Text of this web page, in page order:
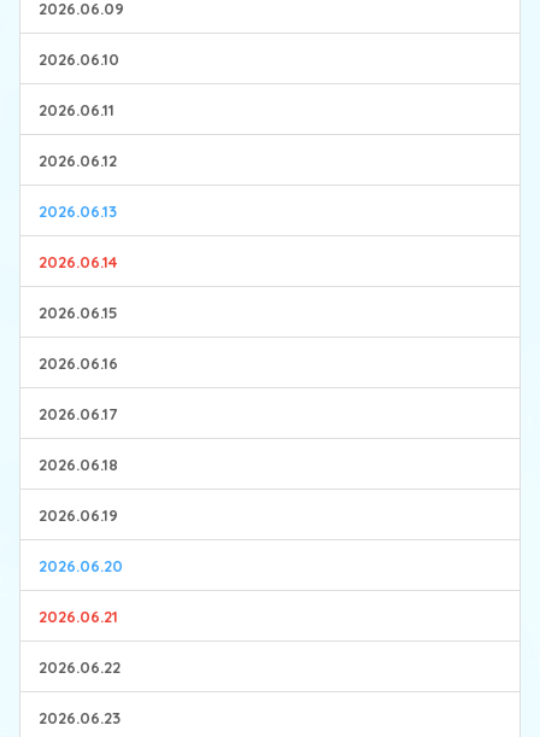
2026.06.09
2026.06.10
2026.06.11
2026.06.12
2026.06.13
2026.06.14
2026.06.15
2026.06.16
2026.06.17
2026.06.18
2026.06.19
2026.06.20
2026.06.21
2026.06.22
2026.06.23